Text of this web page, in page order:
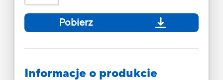
Pobierz
Informacje o produkcie